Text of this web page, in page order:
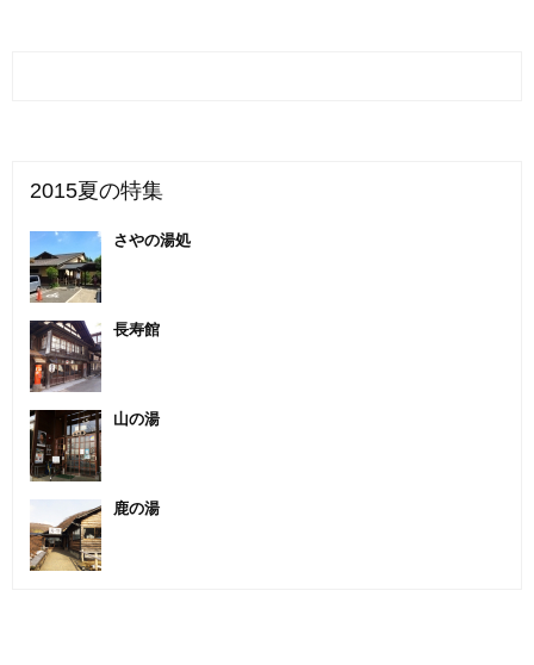
2015夏の特集
さやの湯処
長寿館
山の湯
鹿の湯